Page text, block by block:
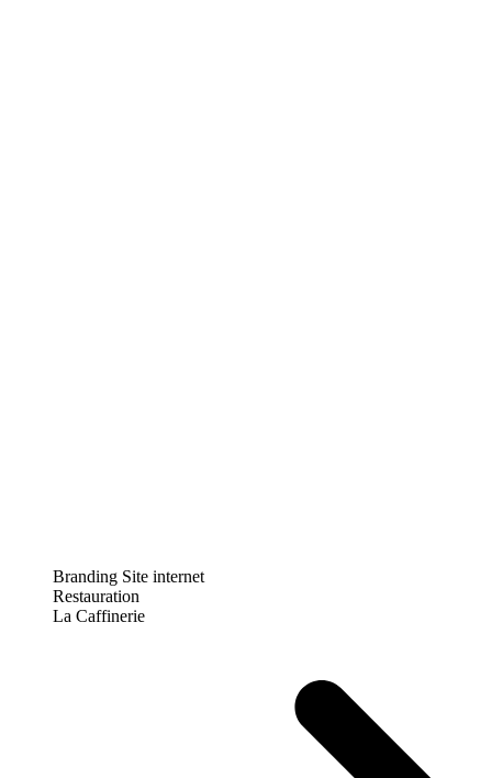
Branding Site internet
Restauration
La Caffinerie